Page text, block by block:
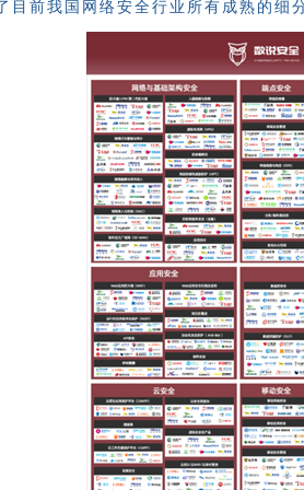
目前我国网络安全行业所有成熟的细